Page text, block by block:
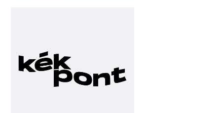
LÉGY A TÁMOGATÓNK!